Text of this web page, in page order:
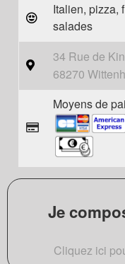
Italien, pizza,
salades
34 Rue de
68270
Moyens de
Je
Cliquez ici